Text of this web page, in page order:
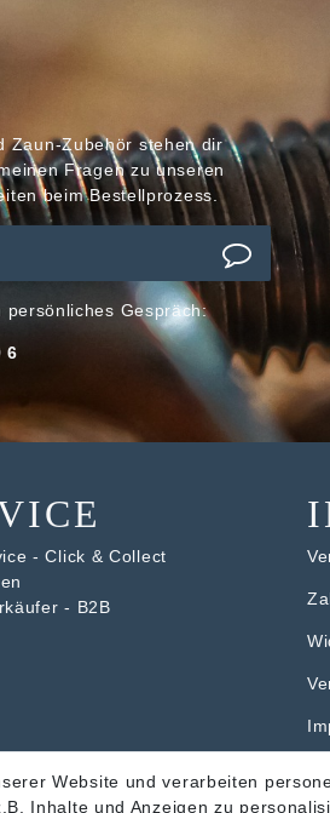
Zaun-Zubehör stehen dir
Fragen zu unseren
beim Bestellprozess.
persönliches Gespräch:
6
- Click & Collect
- B2B
V
Website und verarbeiten
Inhalte und Anzeigen zu